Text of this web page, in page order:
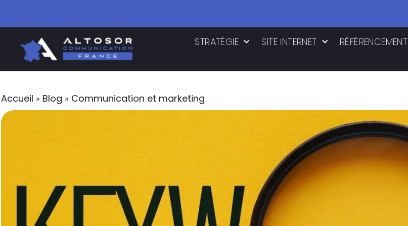
STRATÉGIE SITE INTERNET RÉFÉRENCEMENT
Accueil » Blog » Communication et marketing